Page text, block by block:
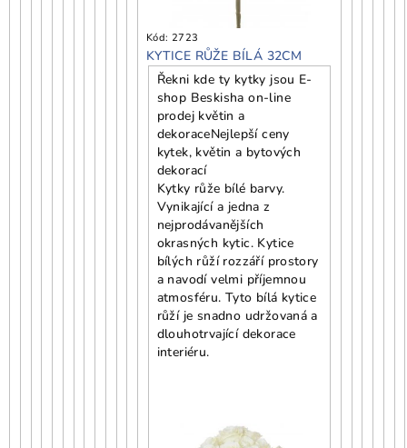
Kód: 2723
KYTICE RŮŽE BÍLÁ 32CM
Řekni kde ty kytky jsou E-
shop Beskisha on-line
prodej květin a
dekoraceNejlepší ceny
kytek, květin a bytových
dekorací
Kytky růže bílé barvy.
Vynikající a jedna z
nejprodávanějších
okrasných kytic. Kytice
bílých růží rozzáří prostory
a navodí velmi příjemnou
atmosféru. Tyto bílá kytice
růží je snadno udržovaná a
dlouhotrvající dekorace
interiéru.